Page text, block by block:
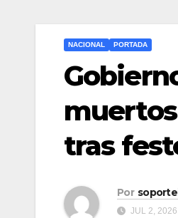
NACIONAL PORTADA
tras
Por
JUL 2, 2026